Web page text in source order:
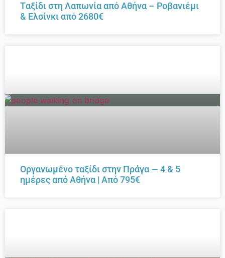
Tαξίδι στη Λαπωνία από Αθήνα – Ροβανιέμι
& Ελσίνκι από 2680€
Οργανωμένο ταξίδι στην Πράγα — 4 & 5
ημέρες από Αθήνα | Από 795€